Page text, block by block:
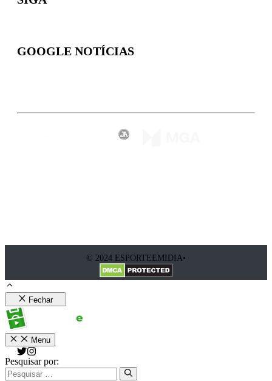
GOOGLE NOTÍCIAS
© 2024 ESPORTEEMIDIA•
Fechar
Menu
Pesquisar por: